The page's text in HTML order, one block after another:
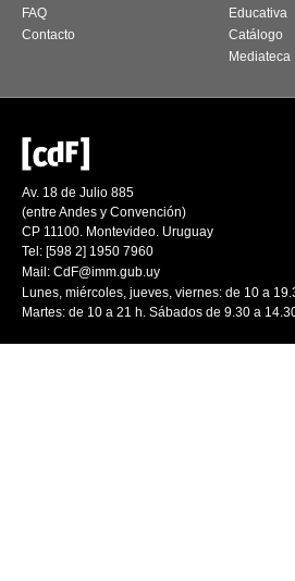
FAQ
Contacto
Educativa
Catálogo
Mediateca
Av. 18 de Julio 885
(entre Andes y Convención)
CP 11100. Montevideo. Uruguay
Tel: [598 2] 1950 7960
Mail: CdF@imm.gub.uy
Lunes, miércoles, jueves, viernes: de 10 a
Martes: de 10 a 21 h. Sábados de 9.30 a